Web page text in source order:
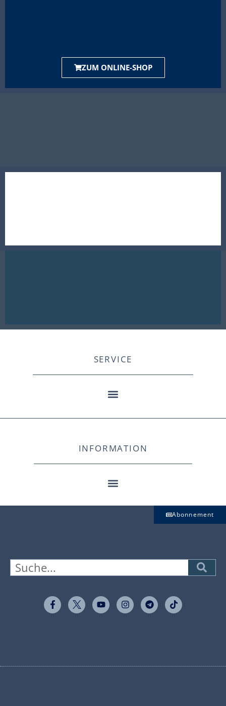
ZUM ONLINE-SHOP
SERVICE
INFORMATION
Abonnement